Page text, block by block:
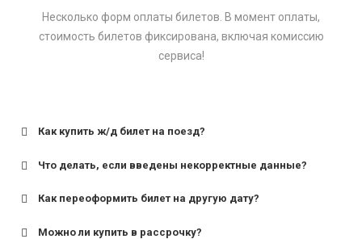
Несколько форм оплаты билетов. В момент оплаты,
стоимость билетов фиксирована, включая комиссию
сервиса!
Как купить ж/д билет на поезд?
Что делать, если введены некорректные данные?
Как переоформить билет на другую дату?
Можно ли купить в рассрочку?